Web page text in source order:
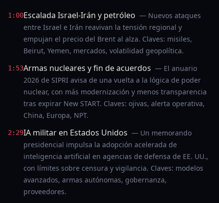
1:00Escalada Israel-Irán y petróleo — Nuevos ataques
entre Israel e Irán reavivan la tensión regional y
empujan el precio del Brent al alza. Claves: misiles,
Beirut, Yemen, mercados, volatilidad geopolítica.
1:53Armas nucleares y fin de acuerdos — El anuario
2026 de SIPRI avisa de una vuelta a la lógica de poder
nuclear, con más modernización y menos transparencia
tras expirar New START. Claves: ojivas, alerta operativa,
China, Europa, NPT.
2:29IA militar en Estados Unidos — Un memorando
presidencial impulsa la adopción acelerada de
inteligencia artificial en agencias de defensa de EE. UU.,
con límites sobre censura y vigilancia. Claves: modelos
avanzados, armas autónomas, gobernanza,
proveedores.